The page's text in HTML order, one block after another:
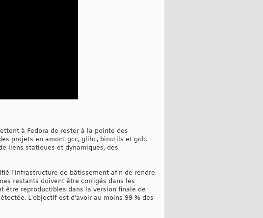
à Fedora de rester à la pointe des
projets en amont gcc, glibc, binutils et gdb.
liens statiques et dynamiques, des
l'infrastructure de bâtissement afin de rendre
restants doivent être corrigés dans les
être reproductibles dans la version finale de
L'objectif est d'avoir au moins 99 % des